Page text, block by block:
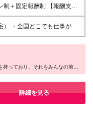
よう」と挑戦できる人 ⭕
ぎたい人 ❌最低限の収入が
長に興味がない人 ❌人と協
こそ成長の実感がある
きるか」を楽しめる環境で
報酬制 【報酬支払
円 （Join1年以上2
は、ウルサポの環境を活
の人がこの結果を得られ
果への第一歩です。 ※固
トリー可能。全メンバーの
ており、時給1,500円～
ます（一定のスキルを必要
がで
ます） ・あなたが「ここ
所が職場です（0秒出社）
でオンライン商談や、移動
ーションもOK
メタバース
独
、仕事のMTG ・「ねぇね
持っており、それをみんなの前で
きる、本気で向き合ってくれる仲
存在を認めてくれる環境がある
し、適切なフィードバックを行っ
詳細を見る